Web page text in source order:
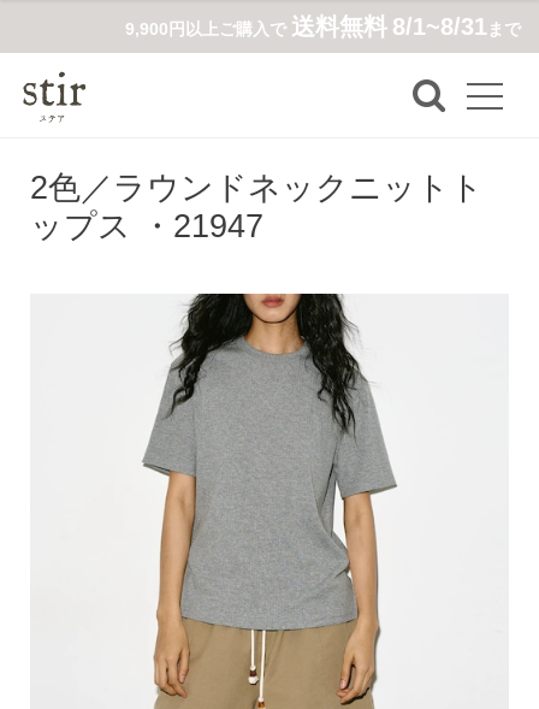
9,900円以上ご購入で 送料無料 8/1~8/31まで
2色／ラウンドネックニットト
ップス ・21947